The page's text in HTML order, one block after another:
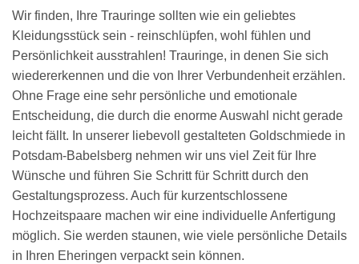
Wir finden, Ihre Trauringe sollten wie ein geliebtes
Kleidungsstück sein - reinschlüpfen, wohl fühlen und
Persönlichkeit ausstrahlen! Trauringe, in denen Sie sich
wiedererkennen und die von Ihrer Verbundenheit erzählen.
Ohne Frage eine sehr persönliche und emotionale
Entscheidung, die durch die enorme Auswahl nicht gerade
leicht fällt. In unserer liebevoll gestalteten Goldschmiede in
Potsdam-Babelsberg nehmen wir uns viel Zeit für Ihre
Wünsche und führen Sie Schritt für Schritt durch den
Gestaltungsprozess. Auch für kurzentschlossene
Hochzeitspaare machen wir eine individuelle Anfertigung
möglich. Sie werden staunen, wie viele persönliche Details
in Ihren Eheringen verpackt sein können.